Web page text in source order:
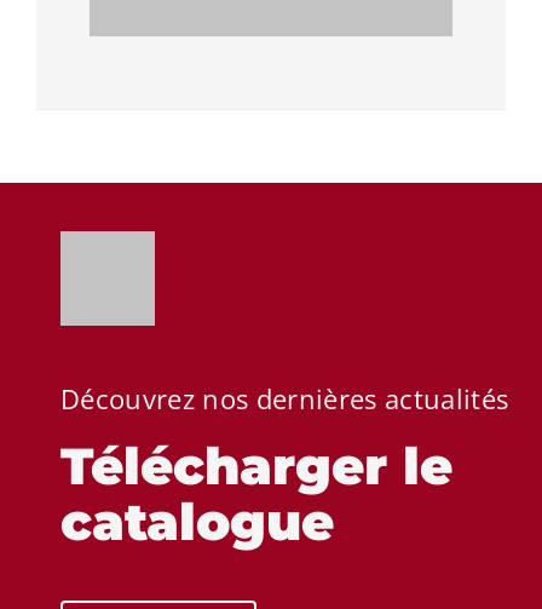
Découvrez nos dernières actualités
Télécharger le
catalogue